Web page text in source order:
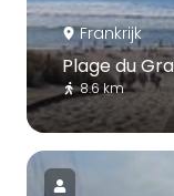
Frankrijk
Plage du
8.6 km